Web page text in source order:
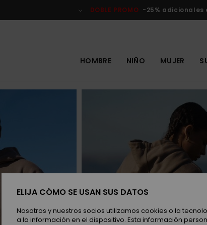
DOBLE PROMO -25%
HOMBRE NIÑO MUJER
ELIJA CÓMO SE USAN SUS DATOS
Nosotros y nuestros socios utilizamos cookies o la
a la información en el dispositivo. Esta información